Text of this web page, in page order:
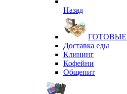
Назад
Доставка еды
Клининг
Кофейни
Общепит